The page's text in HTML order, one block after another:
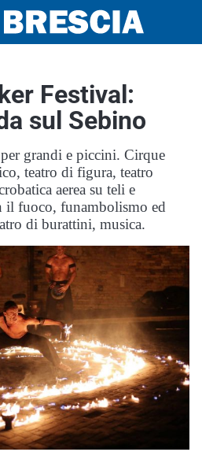
Festival:
sul Sebino
grandi e piccini. Cirque
teatro di figura, teatro
aerea su teli e
il fuoco, funambolismo ed
di burattini, musica.